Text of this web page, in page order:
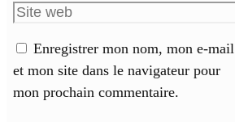
Enregistrer mon nom, mon e-mail
et mon site dans le navigateur pour
mon prochain commentaire.